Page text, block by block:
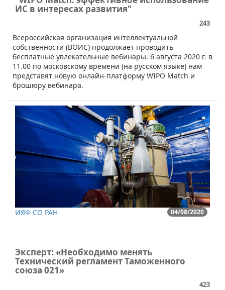
ИС в интересах развития"
243
​​Всероссийская организация интеллектуальной
собственности (ВОИС) продолжает проводить
бесплатные увлекательные вебинары. 6 августа 2020 г. в
11.00 по московскому времени (на русском языке) нам
представят новую онлайн-платформу WIPO Match и
брошюру вебинара.
04/08/2020
ИЯФ СО РАН
Эксперт: «Необходимо менять
Технический регламент Таможенного
союза 021»
423